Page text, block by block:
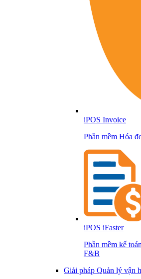
iPOS Invoice
Phần mềm Hóa
iPOS iFaster
Phần mềm kế
F&B
Giải pháp Quản lý vận